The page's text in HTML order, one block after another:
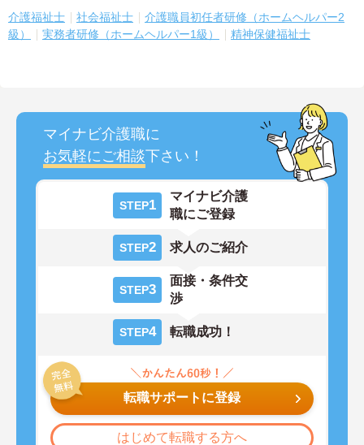
介護福祉士 社会福祉士
介護職員初任者研修（ホームヘルパー2
級）
実務者研修（ホームヘルパー1級） 精神保健福祉士
マイナビ介護職に
お気軽にご相談下さい！
STEP1
マイナビ介護
職にご登録
STEP2 求人のご紹介
STEP3
面接・条件交
渉
STEP4 転職成功！
転職サポートに登録
はじめて転職する方へ